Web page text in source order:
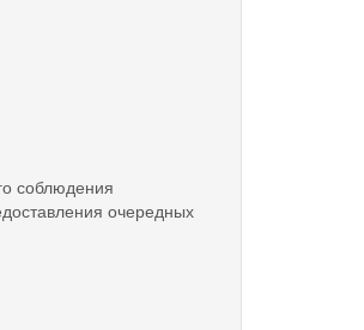
соблюдения
очередных